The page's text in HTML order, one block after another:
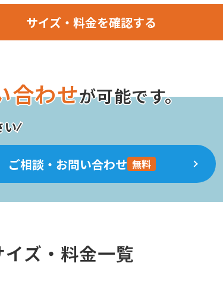
サイズ・料金を確認する
合わせが可能です。
い
ご相談・お問い合わせ 無料
イズ・料金一覧